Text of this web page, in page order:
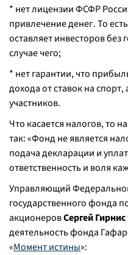
* нет лицензии ФСФР
привлечение денег. То
оставляет инвесторов без
случае чего;
* нет гарантии, что
дохода от ставок на спорт,
участников.
Что касается налогов, то
так:«Фонд не является
подача декларации и
ответственность и воля
Управляющий
государственного фонда
акционеровСергей Гирнис
деятельность фонда
«Момент истины»: